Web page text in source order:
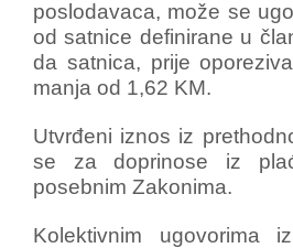
poslodavaca, može se
od satnice definirane u
da satnica, prije
manja od 1,62 KM.
Utvrđeni iznos iz
se za doprinose iz
posebnim Zakonima.
Kolektivnim ugovorima